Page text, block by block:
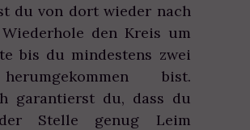
du von dort wieder nach
den Kreis um
bis du mindestens zwei
bist.
garantierst du, dass du
Stelle genug Leim